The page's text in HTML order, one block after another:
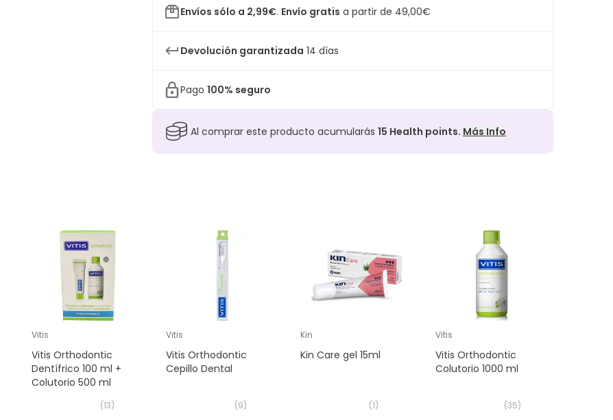
Envíos sólo a 2,99€. Envío gratis a partir de 49,00€
Devolución garantizada 14 días
Pago 100% seguro
Al comprar este producto acumularás 15 Health points. Más Info
Vitis
Vitis Orthodontic
Dentífrico 100 ml +
Colutorio 500 ml
(13)
Vitis
Vitis Orthodontic
Cepillo Dental
(9)
Kin
Kin Care gel 15ml
(1)
Vitis
Vitis Orthodontic
Colutorio 1000 ml
(35)